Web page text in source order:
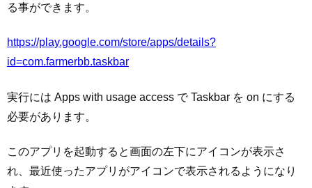
る事ができます。
https://play.google.com/store/apps/details?
id=com.farmerbb.taskbar
実行には Apps with usage access で Taskbar を on にする
必要があります。
このアプリを起動すると画面の左下にアイコンが表示さ
れ、最近使ったアプリがアイコンで表示されるようになり